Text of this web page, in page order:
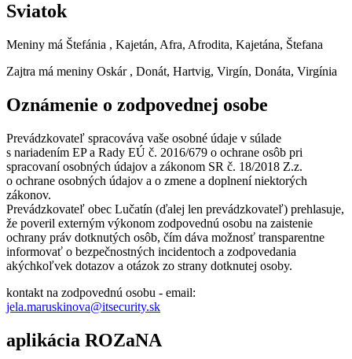
Sviatok
Meniny má Štefánia , Kajetán, Afra, Afrodita, Kajetána, Štefana
Zajtra má meniny Oskár , Donát, Hartvig, Virgín, Donáta, Virgínia
Oznámenie o zodpovednej osobe
Prevádzkovateľ spracováva vaše osobné údaje v súlade
s nariadením EP a Rady EÚ č. 2016/679 o ochrane osôb pri
spracovaní osobných údajov a zákonom SR č. 18/2018 Z.z.
o ochrane osobných údajov a o zmene a doplnení niektorých
zákonov.
Prevádzkovateľ obec Lučatín (ďalej len prevádzkovateľ) prehlasuje,
že poveril externým výkonom zodpovednú osobu na zaistenie
ochrany práv dotknutých osôb, čím dáva možnosť transparentne
informovať o bezpečnostných incidentoch a zodpovedania
akýchkoľvek dotazov a otázok zo strany dotknutej osoby.
kontakt na zodpovednú osobu - email:
jela.maruskinova@itsecurity.sk
aplikácia ROZaNA